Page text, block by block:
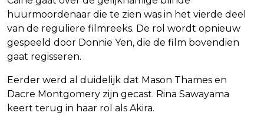
huurmoordenaar die te zien was in het vierde deel
van de reguliere filmreeks. De rol wordt opnieuw
gespeeld door Donnie Yen, die de film bovendien
gaat regisseren.
Eerder werd al duidelijk dat Mason Thames en
Dacre Montgomery zijn gecast. Rina Sawayama
keert terug in haar rol als Akira.